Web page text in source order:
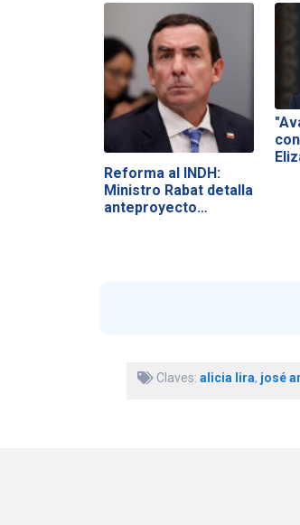
Reforma al INDH:
Ministro Rabat detalla
anteproyecto…
Claves: alicia lira, josé